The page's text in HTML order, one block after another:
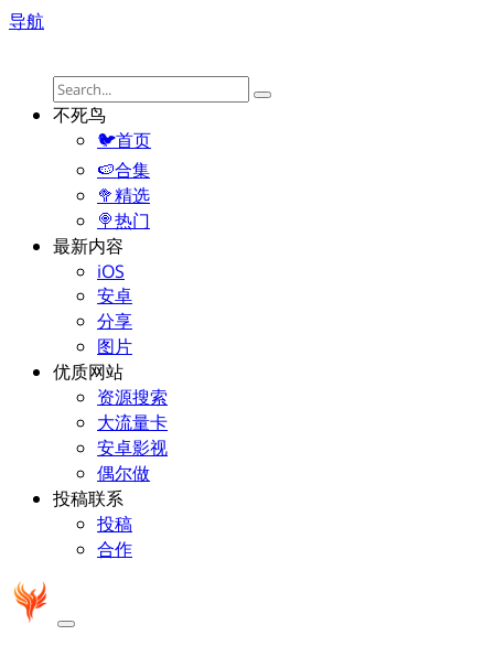
导航
不死鸟
🐦首页
🍉合集
🥦精选
🍭热门
最新内容
iOS
安卓
分享
图片
优质网站
资源搜索
大流量卡
安卓影视
偶尔做
投稿联系
投稿
合作